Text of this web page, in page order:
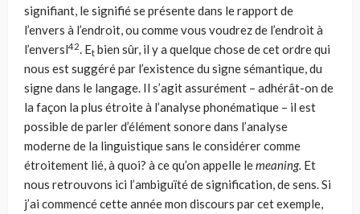
signifiant, le signifié se présente dans le rapport de
l’envers à l’endroit, ou comme vous voudrez de l’en­droit à
l’enversl42. Et bien sûr, il y a quelque chose de cet ordre qui
nous est sug­géré par l’existence du signe sémantique, du
signe dans le langage. Il s’agit assu­rément – adhérât-on de
la façon la plus étroite à l’analyse phonématique – il est
possible de parler d’élément sonore dans l’analyse
moderne de la linguistique sans le considérer comme
étroitement lié, à quoi? à ce qu’on appelle lemeaning. Et
nous retrouvons ici l’ambiguïté de signification, de sens. Si
j’ai commencé cette année mon discours par cet exemple,